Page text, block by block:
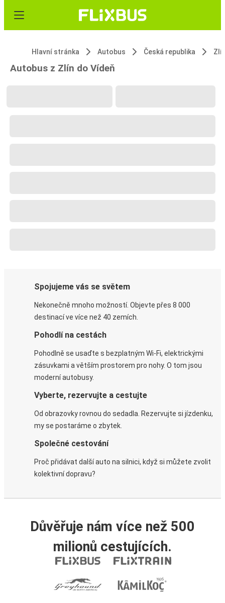
Hlavní stránka Autobus Česká republika
Autobus z Zlín do Vídeň
Spojujeme vás se světem
Nekonečně mnoho možností. Objevte přes 8 000
destinací ve více než 40 zemích.
Pohodlí na cestách
Pohodlně se usaďte s bezplatným Wi-Fi, elektrickými
zásuvkami a větším prostorem pro nohy. O tom jsou
moderní autobusy.
Vyberte, rezervujte a cestujte
Od obrazovky rovnou do sedadla. Rezervujte si jízdenku,
my se postaráme o zbytek.
Společné cestování
Proč přidávat další auto na silnici, když si můžete zvolit
kolektivní dopravu?
Důvěřuje nám více než 500
milionů cestujících.